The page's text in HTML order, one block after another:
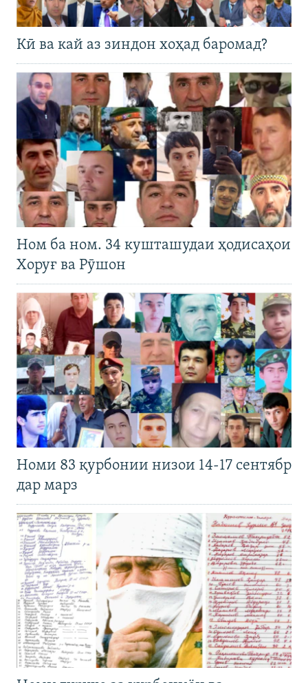
Кӣ ва кай аз зиндон хоҳад баромад?
Ном ба ном. 34 кушташудаи ҳодисаҳои
Хоруғ ва Рӯшон
Номи 83 қурбонии низои 14-17 сентябр
дар марз